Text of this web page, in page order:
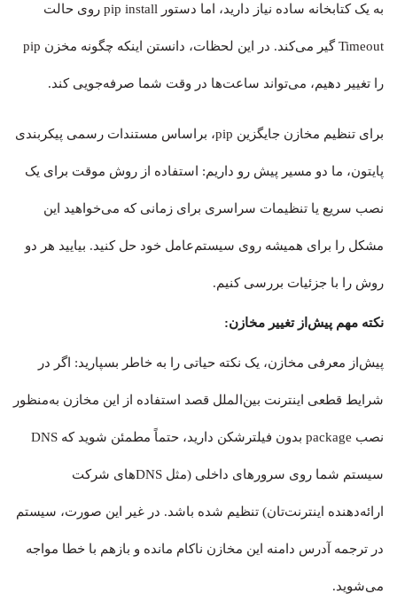
به یک کتابخانه ساده نیاز دارید، اما دستور pip install روی حالت
Timeout گیر می‌کند. در این لحظات، دانستن اینکه چگونه مخزن pip
را تغییر دهیم، می‌تواند ساعت‌ها در وقت شما صرفه‌جویی کند.
برای تنظیم مخازن جایگزین pip، براساس مستندات رسمی پیکربندی
پایتون، ما دو مسیر پیش رو داریم: استفاده از روش موقت برای یک
نصب سریع یا تنظیمات سراسری برای زمانی که می‌خواهید این
مشکل را برای همیشه روی سیستم‌عامل خود حل کنید. بیایید هر دو
روش را با جزئیات بررسی کنیم.
نکته مهم پیش‌از تغییر مخازن:
پیش‌از معرفی مخازن، یک نکته حیاتی را به خاطر بسپارید: اگر در
شرایط قطعی اینترنت بین‌الملل قصد استفاده از این مخازن به‌منظور
نصب package بدون فیلترشکن دارید، حتماً مطمئن شوید که DNS
سیستم شما روی سرورهای داخلی (مثل DNSهای شرکت
ارائه‌دهنده اینترنت‌تان) تنظیم شده باشد. در غیر این صورت، سیستم
در ترجمه آدرس دامنه این مخازن ناکام مانده و بازهم با خطا مواجه
می‌شوید.